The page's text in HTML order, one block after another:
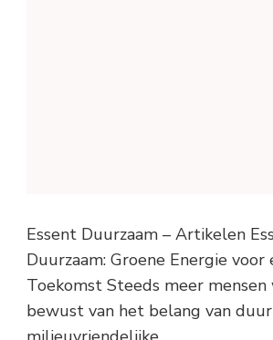
Essent Duurzaam – Artikelen
Duurzaam: Groene Energie voor
Toekomst Steeds meer mensen
bewust van het belang van